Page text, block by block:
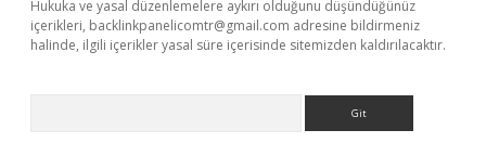
Hukuka ve yasal düzenlemelere aykırı olduğunu düşündüğünüz
içerikleri, backlinkpanelicomtr@gmail.com adresine bildirmeniz
halinde, ilgili içerikler yasal süre içerisinde sitemizden kaldırılacaktır.